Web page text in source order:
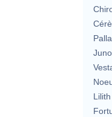
Lilith